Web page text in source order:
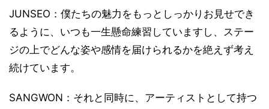
JUNSEO：僕たちの魅力をもっとしっかりお見せでき
るように、いつも一生懸命練習していますし、ステー
ジの上でどんな姿や感情を届けられるかを絶えず考え
続けています。
SANGWON：それと同時に、アーティストとして持つ